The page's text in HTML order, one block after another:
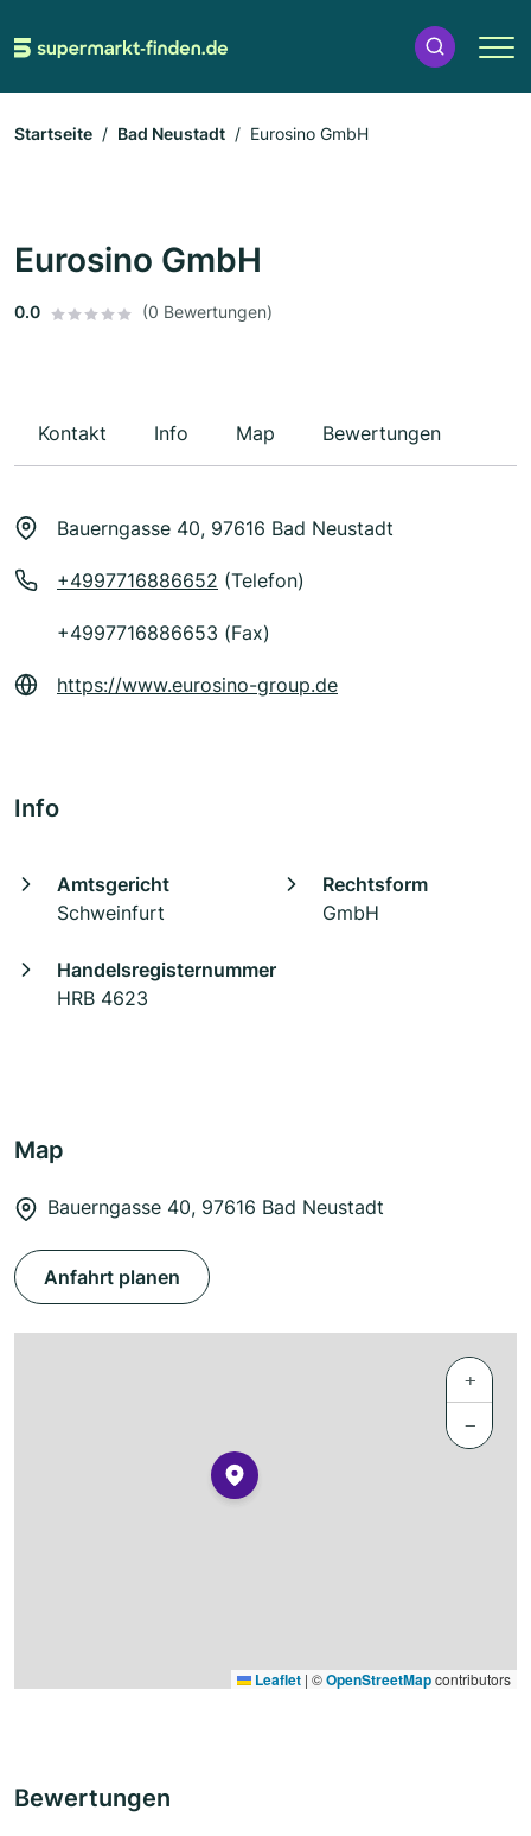
Startseite Bad Neustadt Eurosino GmbH
Eurosino GmbH
0.0 (0 Bewertungen)
Kontakt Info Map Bewertungen
Bauerngasse 40, 97616 Bad Neustadt
+4997716886652 (Telefon)
+4997716886653 (Fax)
https://www.eurosino-group.de
Info
Amtsgericht
Schweinfurt
Rechtsform
GmbH
Handelsregisternummer
HRB 4623
Map
Bauerngasse 40, 97616 Bad Neustadt
Anfahrt planen
+
−
Leaflet | ©OpenStreetMapcontributors
Bewertungen